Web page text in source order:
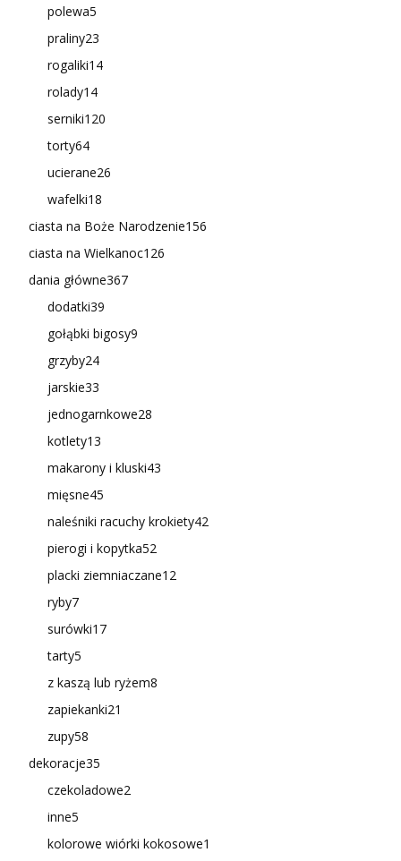
polewa5
praliny23
rogaliki14
rolady14
serniki120
torty64
ucierane26
wafelki18
ciasta na Boże Narodzenie156
ciasta na Wielkanoc126
dania główne367
dodatki39
gołąbki bigosy9
grzyby24
jarskie33
jednogarnkowe28
kotlety13
makarony i kluski43
mięsne45
naleśniki racuchy krokiety42
pierogi i kopytka52
placki ziemniaczane12
ryby7
surówki17
tarty5
z kaszą lub ryżem8
zapiekanki21
zupy58
dekoracje35
czekoladowe2
inne5
kolorowe wiórki kokosowe1